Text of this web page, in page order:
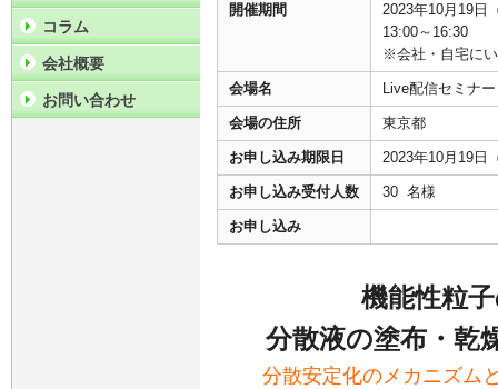
開催期間
2023年10月19日
13:00～16:30
※会社・自宅に
会場名 Live配信セミナ
会場の住所 東京都
お申し込み期限日 2023年10月19日
お申し込み受付人数 30 名様
お申し込み
機能性粒
分散液の塗布・乾
分散安定化のメカニズム
コラム
会社概要
お問い合わせ